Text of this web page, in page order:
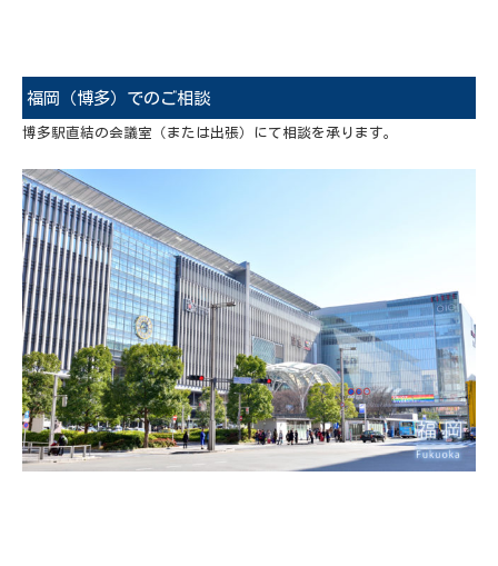
福岡（博多）でのご相談
博多駅直結の会議室（または出張）にて相談を承ります。